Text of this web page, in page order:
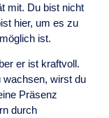
mit. Du bist nicht
hier, um es zu
ist.
er ist kraftvoll.
wachsen, wirst du
Präsenz
durch